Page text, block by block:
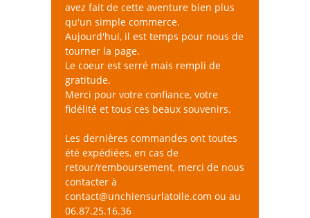
avez fait de cette aventure bien plus
qu'un simple commerce.
Aujourd'hui, il est temps pour nous de
tourner la page.
Le coeur est serré mais rempli de
gratitude.
Merci pour votre confiance, votre
fidélité et tous ces beaux souvenirs.
Les dernières commandes ont toutes
été expédiées, en cas de
retour/remboursement, merci de nous
contacter à
contact@unchiensurlatoile.com ou au
06.87.25.16.36